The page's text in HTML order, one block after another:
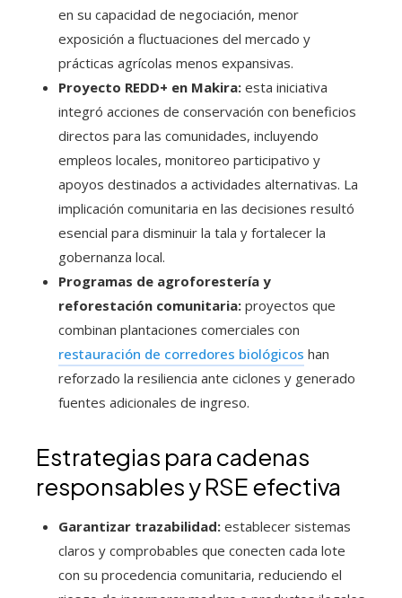
en su capacidad de negociación, menor
exposición a fluctuaciones del mercado y
prácticas agrícolas menos expansivas.
Proyecto REDD+ en Makira: esta iniciativa
integró acciones de conservación con beneficios
directos para las comunidades, incluyendo
empleos locales, monitoreo participativo y
apoyos destinados a actividades alternativas. La
implicación comunitaria en las decisiones resultó
esencial para disminuir la tala y fortalecer la
gobernanza local.
Programas de agroforestería y
reforestación comunitaria: proyectos que
combinan plantaciones comerciales con
restauración de corredores biológicos han
reforzado la resiliencia ante ciclones y generado
fuentes adicionales de ingreso.
Estrategias para cadenas
responsables y RSE efectiva
Garantizar trazabilidad: establecer sistemas
claros y comprobables que conecten cada lote
con su procedencia comunitaria, reduciendo el